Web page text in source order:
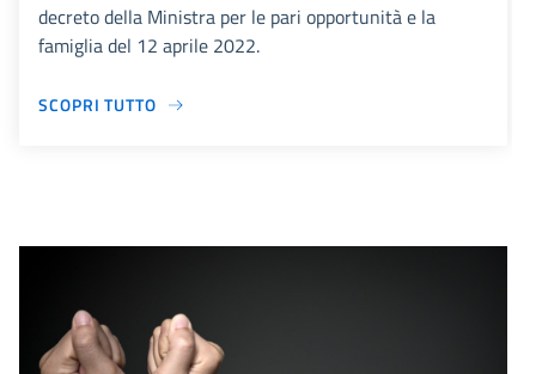
decreto della Ministra per le pari opportunità e la
famiglia del 12 aprile 2022.
SCOPRI TUTTO